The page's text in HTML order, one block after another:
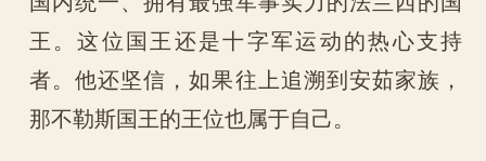
王。这位国王还是十字军运动的热心支持
者。他还坚信，如果往上追溯到安茹家族，
那不勒斯国王的王位也属于自己。